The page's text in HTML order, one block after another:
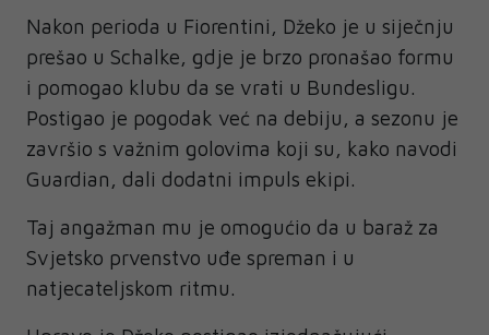
Nakon perioda u Fiorentini, Džeko je u siječnju
prešao u Schalke, gdje je brzo pronašao formu
i pomogao klubu da se vrati u Bundesligu.
Postigao je pogodak već na debiju, a sezonu je
završio s važnim golovima koji su, kako navodi
Guardian, dali dodatni impuls ekipi.
Taj angažman mu je omogućio da u baraž za
Svjetsko prvenstvo uđe spreman i u
natjecateljskom ritmu.